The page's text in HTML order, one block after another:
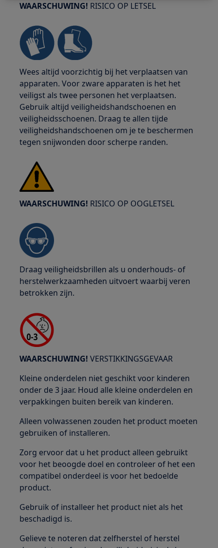
WAARSCHUWING! RISICO OP LETSEL
Wees altijd voorzichtig bij het verplaatsen van
apparaten. Voor zware apparaten is het het
veiligst als twee personen het verplaatsen.
Gebruik altijd veiligheidshandschoenen en
veiligheidsschoenen. Draag te allen tijde
veiligheidshandschoenen om je te beschermen
tegen snijwonden door scherpe randen.
WAARSCHUWING! RISICO OP OOGLETSEL
Draag veiligheidsbrillen als u onderhouds- of
herstelwerkzaamheden uitvoert waarbij veren
betrokken zijn.
WAARSCHUWING! VERSTIKKINGSGEVAAR
Kleine onderdelen niet geschikt voor kinderen
onder de 3 jaar. Houd alle kleine onderdelen en
verpakkingen buiten bereik van kinderen.
Alleen volwassenen zouden het product moeten
gebruiken of installeren.
Zorg ervoor dat u het product alleen gebruikt
voor het beoogde doel en controleer of het een
compatibel onderdeel is voor het bedoelde
product.
Gebruik of installeer het product niet als het
beschadigd is.
Gelieve te noteren dat zelfherstel of herstel